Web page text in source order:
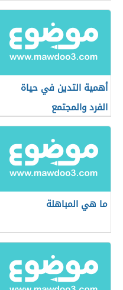
أهمية التدين في حياة
الفرد والمجتمع
ما هي المباهلة